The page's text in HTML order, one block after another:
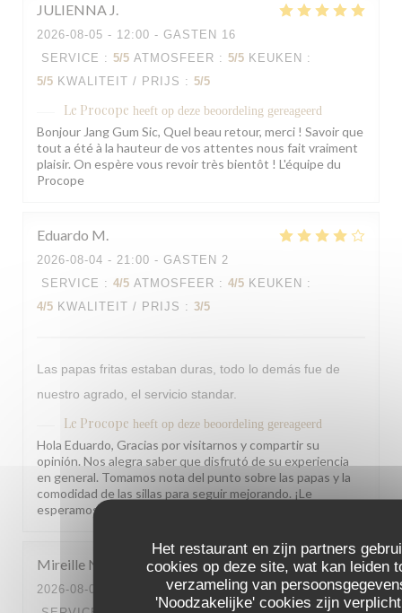
Het restaurant en zijn partners
cookies op deze site, wat kan leiden
verzameling van
'Noodzakelijke' cookies zijn
JULIENNA J
2026-08-05 - 12:00 - GASTEN 16
SERVICE : 5/5 ATMOSFEER : 5/5 KEUKEN :
5/5 KWALITEIT / PRIJS : 5/5
Le Procope heeft op deze beoordeling gereageerd
Bonjour Jang Gum Sic, Quel beau retour, merci ! Savoir que
tout a été à la hauteur de vos attentes nous fait vraiment
plaisir. On espère vous revoir très bientôt ! L'équipe du
Procope
Eduardo M
2026-08-04 - 21:00 - GASTEN 2
SERVICE : 4/5 ATMOSFEER : 4/5 KEUKEN :
4/5 KWALITEIT / PRIJS : 3/5
Las papas fritas estaban duras, todo lo demás fue de
nuestro agrado, el servicio standar.
Le Procope heeft op deze beoordeling gereageerd
Hola Eduardo, Gracias por visitarnos y compartir su
opinión. Nos alegra saber que disfrutó de su experiencia
en general. Tomamos nota del punto sobre las papas y la
comodidad de las sillas para seguir mejorando. ¡Le
esperamos pronto! El equipo de Le Procope
Mireille N
2026-08-04
- 18:00 - GASTEN 2